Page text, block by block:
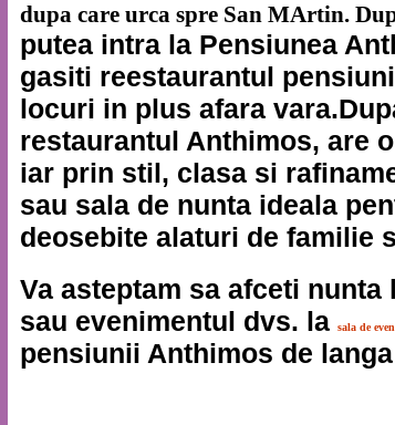
dupa care urca spre San MArtin.
putea intra la Pensiunea
gasiti reestaurantul
locuri in plus afara
restaurantul Anthimos, are
iar prin stil, clasa si
sau sala de nunta ideala
deosebite alaturi de familie
Va asteptam sa afceti
sau evenimentul dvs. la
sala de
pensiunii Anthimos de